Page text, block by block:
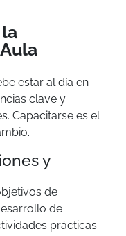
estar al día en
clave y
Capacitarse es el
y
de
de
prácticas